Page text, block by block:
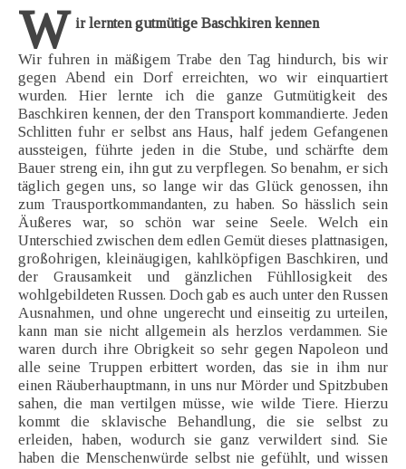
W ir lernten gutmütige Baschkiren kennen
Wir fuhren in mäßigem Trabe den Tag hindurch, bis wir
gegen Abend ein Dorf erreichten, wo wir einquartiert
wurden. Hier lernte ich die ganze Gutmütigkeit des
Baschkiren kennen, der den Transport kommandierte. Jeden
Schlitten fuhr er selbst ans Haus, half jedem Gefangenen
aussteigen, führte jeden in die Stube, und schärfte dem
Bauer streng ein, ihn gut zu verpflegen. So benahm, er sich
täglich gegen uns, so lange wir das Glück genossen, ihn
zum Trausportkommandanten, zu haben. So hässlich sein
Äußeres war, so schön war seine Seele. Welch ein
Unterschied zwischen dem edlen Gemüt dieses plattnasigen,
großohrigen, kleinäugigen, kahlköpfigen Baschkiren, und
der Grausamkeit und gänzlichen Fühllosigkeit des
wohlgebildeten Russen. Doch gab es auch unter den Russen
Ausnahmen, und ohne ungerecht und einseitig zu urteilen,
kann man sie nicht allgemein als herzlos verdammen. Sie
waren durch ihre Obrigkeit so sehr gegen Napoleon und
alle seine Truppen erbittert worden, das sie in ihm nur
einen Räuberhauptmann, in uns nur Mörder und Spitzbuben
sahen, die man vertilgen müsse, wie wilde Tiere. Hierzu
kommt die sklavische Behandlung, die sie selbst zu
erleiden, haben, wodurch sie ganz verwildert sind. Sie
haben die Menschenwürde selbst nie gefühlt, und wissen